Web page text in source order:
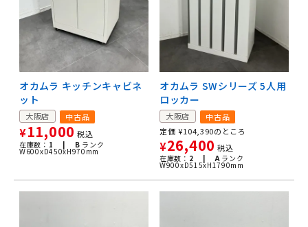
オカムラ キッチンキャビネ
ット
大阪店 中古品
¥11,000 税込
在庫数： 1 | B ランク
W600xD450xH970mm
オカムラ SWシリーズ 5人用
ロッカー
大阪店
中古品
定価 ¥104,390のところ
¥26,400 税込
在庫数： 2 | Aランク
W900xD515xH1790mm